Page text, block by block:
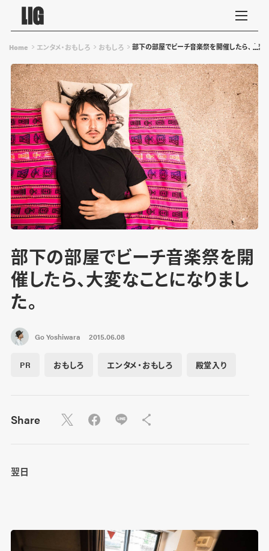
Home エンタメ・おもしろ おもしろ 部下の部屋でビーチ音楽祭を開催したら、大変
部下の部屋でビーチ音楽祭を開
催したら、大変なことになりまし
た。
Go Yoshiwara 2015.06.08
PR おもしろ エンタメ・おもしろ 殿堂入り
Share
翌日